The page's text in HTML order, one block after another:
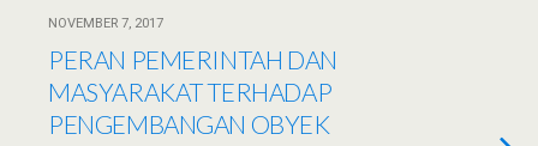
NOVEMBER 7, 2017
PERAN PEMERINTAH DAN
MASYARAKAT TERHADAP
PENGEMBANGAN OBYEK